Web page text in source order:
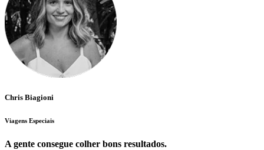
Chris Biagioni
Viagens Especiais
A gente consegue colher bons resultados.